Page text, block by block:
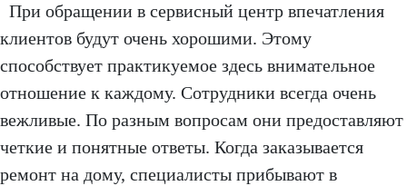
При обращении в сервисный центр впечатления
клиентов будут очень хорошими. Этому
способствует практикуемое здесь внимательное
отношение к каждому. Сотрудники всегда очень
вежливые. По разным вопросам они предоставляют
четкие и понятные ответы. Когда заказывается
ремонт на дому, специалисты прибывают в